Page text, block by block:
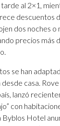
al 2×1,
descuentos
dos noches o
precios más
se han
casa.
lanzó
con
Byblos Hotel